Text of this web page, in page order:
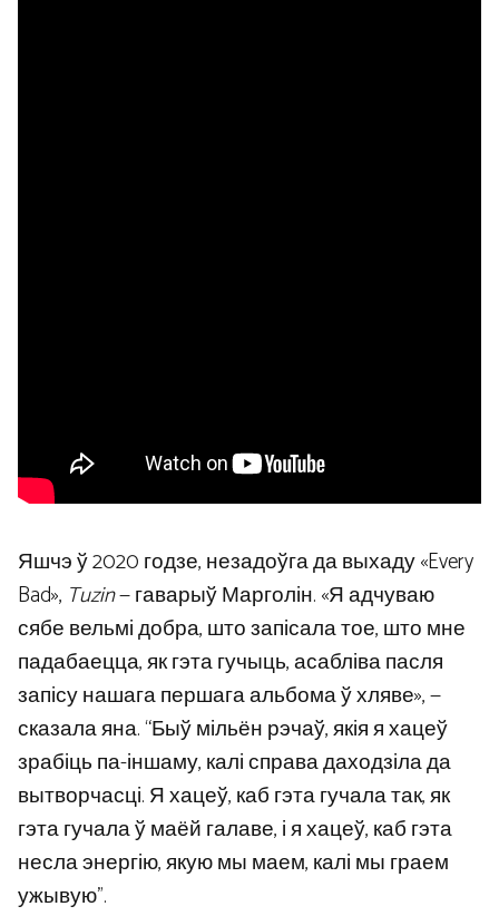
Яшчэ ў 2020 годзе, незадоўга да выхаду «Every
Bad», Tuzin— гаварыў Марголін. «Я адчуваю
сябе вельмі добра, што запісала тое, што мне
падабаецца, як гэта гучыць, асабліва пасля
запісу нашага першага альбома ў хляве», —
сказала яна. “Быў мільён рэчаў, якія я хацеў
зрабіць па-іншаму, калі справа даходзіла да
вытворчасці. Я хацеў, каб гэта гучала так, як
гэта гучала ў маёй галаве, і я хацеў, каб гэта
несла энергію, якую мы маем, калі мы граем
ужывую”.